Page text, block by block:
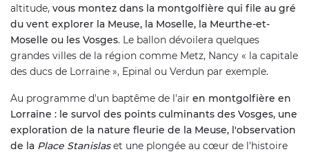
altitude, vous montez dans la montgolfière qui file au gré
du vent explorer la Meuse, la Moselle, la Meurthe-et-
Moselle ou les Vosges. Le ballon dévoilera quelques
grandes villes de la région comme Metz, Nancy « la capitale
des ducs de Lorraine », Epinal ou Verdun par exemple.
Au programme d'un baptême de l'air en montgolfière en
Lorraine : le survol des points culminants des Vosges, une
exploration de la nature fleurie de la Meuse, l'observation
de la Place Stanislaset une plongée au cœur de l'histoire